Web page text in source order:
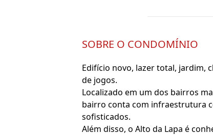
SOBRE O CONDOMÍNIO
Edifício novo, lazer total, jardim,
de jogos.
Localizado em um dos bairros
bairro conta com infraestrutura
sofisticados.
Além disso, o Alto da Lapa é